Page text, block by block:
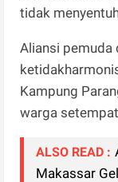
tidak
Aliansi pemuda
Kampung
warga
ALSO READ :
Makassar